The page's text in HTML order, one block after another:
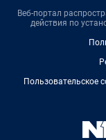
Веб-портал
действия по
Пользовательское